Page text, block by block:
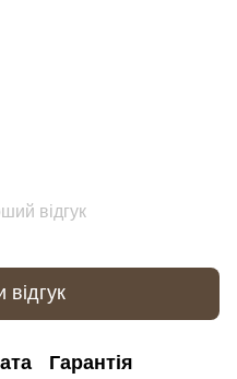
відгук
відгук
Гарантія